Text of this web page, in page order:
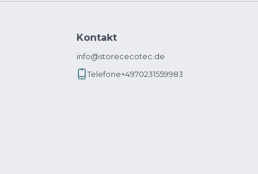
Kontakt
info@storececotec.de
Telefone+4970231559983